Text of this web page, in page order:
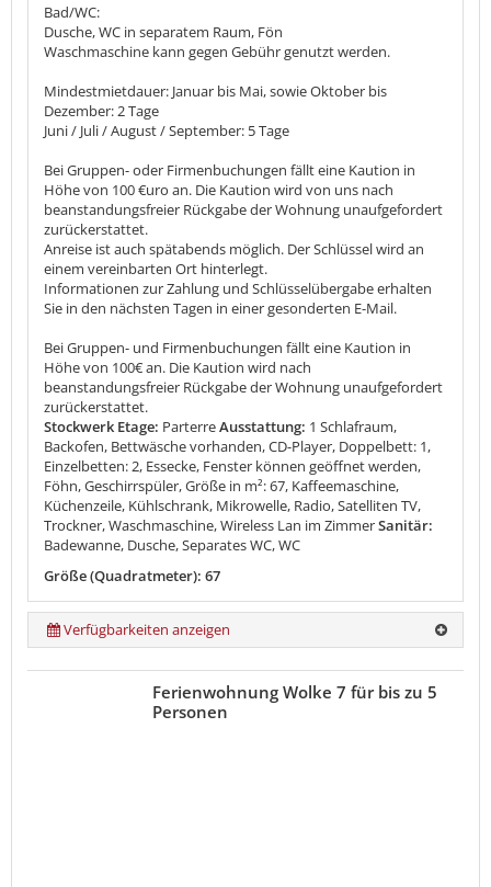
Bad/WC:
Dusche, WC in separatem Raum, Fön
Waschmaschine kann gegen Gebühr genutzt werden.
Mindestmietdauer: Januar bis Mai, sowie Oktober bis
Dezember: 2 Tage
Juni / Juli / August / September: 5 Tage
Bei Gruppen- oder Firmenbuchungen fällt eine Kaution in
Höhe von 100 €uro an. Die Kaution wird von uns nach
beanstandungsfreier Rückgabe der Wohnung unaufgefordert
zurückerstattet.
Anreise ist auch spätabends möglich. Der Schlüssel wird an
einem vereinbarten Ort hinterlegt.
Informationen zur Zahlung und Schlüsselübergabe erhalten
Sie in den nächsten Tagen in einer gesonderten E-Mail.
Bei Gruppen- und Firmenbuchungen fällt eine Kaution in
Höhe von 100€ an. Die Kaution wird nach
beanstandungsfreier Rückgabe der Wohnung unaufgefordert
zurückerstattet.
Stockwerk Etage: ParterreAusstattung: 1 Schlafraum,
Backofen, Bettwäsche vorhanden, CD-Player, Doppelbett: 1,
Einzelbetten: 2, Essecke, Fenster können geöffnet werden,
Föhn, Geschirrspüler, Größe in m²: 67, Kaffeemaschine,
Küchenzeile, Kühlschrank, Mikrowelle, Radio, Satelliten TV,
Trockner, Waschmaschine, Wireless Lan im ZimmerSanitär:
Badewanne, Dusche, Separates WC, WC
Größe (Quadratmeter): 67
Verfügbarkeiten anzeigen
Ferienwohnung Wolke 7 für bis zu 5
Personen